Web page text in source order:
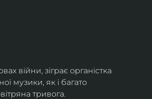
війни, зіграє органістка
музики, як і багато
тривога.